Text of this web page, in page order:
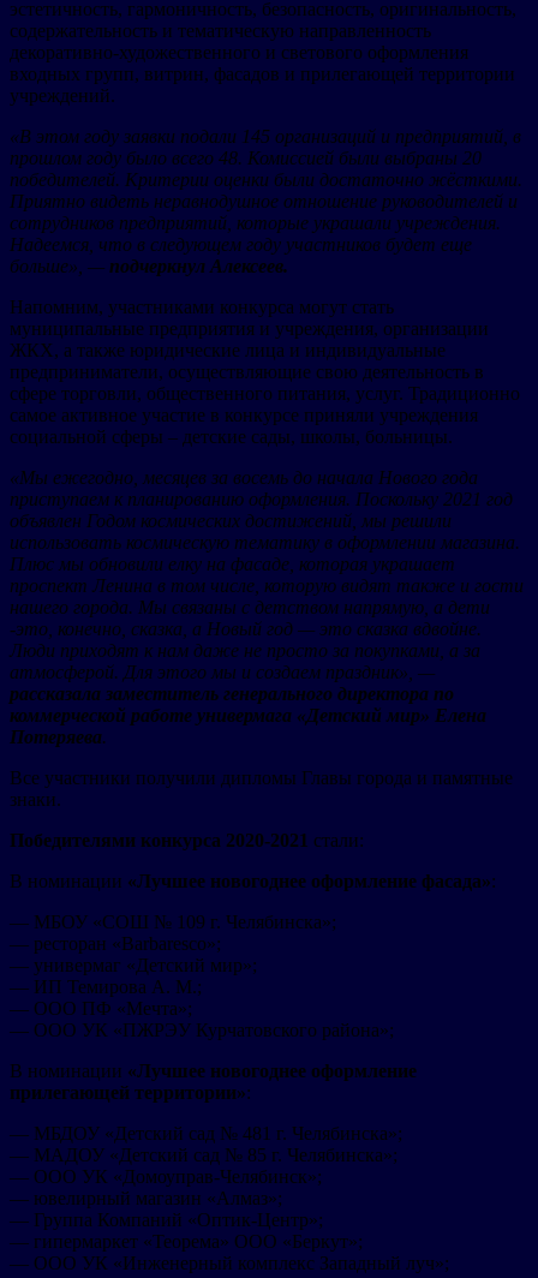
эстетичность, гармоничность, безопасность, оригинальность,
содержательность и тематическую направленность
декоративно-художественного и светового оформления
входных групп, витрин, фасадов и прилегающей территории
учреждений.
«В этом году заявки подали 145 организаций и предприятий, в
прошлом году было всего 48. Комиссией были выбраны 20
победителей. Критерии оценки были достаточно жёсткими.
Приятно видеть неравнодушное отношение руководителей и
сотрудников предприятий, которые украшали учреждения.
Надеемся, что в следующем году участников будет еще
больше», — подчеркнул Алексеев.
Напомним, участниками конкурса могут стать
муниципальные предприятия и учреждения, организации
ЖКХ, а также юридические лица и индивидуальные
предприниматели, осуществляющие свою деятельность в
сфере торговли, общественного питания, услуг. Традиционно
самое активное участие в конкурсе приняли учреждения
социальной сферы – детские сады, школы, больницы.
«Мы ежегодно, месяцев за восемь до начала Нового года
приступаем к планированию оформления. Поскольку 2021 год
объявлен Годом космических достижений, мы решили
использовать космическую тематику в оформлении магазина.
Плюс мы обновили елку на фасаде, которая украшает
проспект Ленина в том числе, которую видят также и гости
нашего города. Мы связаны с детством напрямую, а дети
-это, конечно, сказка, а Новый год — это сказка вдвойне.
Люди приходят к нам даже не просто за покупками, а за
атмосферой. Для этого мы и создаем праздник», —
рассказала заместитель генерального директора по
коммерческой работе универмага «Детский мир» Елена
Потеряева.
Все участники получили дипломы Главы города и памятные
знаки.
Победителями конкурса 2020-2021 стали:
В номинации «Лучшее новогоднее оформление фасада»:
— МБОУ «СОШ № 109 г. Челябинска»;
— ресторан «Barbaresсo»;
— универмаг «Детский мир»;
— ИП Темирова А. М.;
— ООО ПФ «Мечта»;
— ООО УК «ПЖРЭУ Курчатовского района»;
В номинации «Лучшее новогоднее оформление
прилегающей территории»:
— МБДОУ «Детский сад № 481 г. Челябинска»;
— МАДОУ «Детский сад № 85 г. Челябинска»;
— ООО УК «Домоуправ-Челябинск»;
— ювелирный магазин «Алмаз»;
— Группа Компаний «Оптик-Центр»;
— гипермаркет «Теорема» ООО «Беркут»;
— ООО УК «Инженерный комплекс Западный луч»;